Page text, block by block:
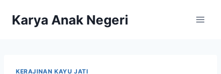
Karya Anak Negeri
KERAJINAN KAYU JATI